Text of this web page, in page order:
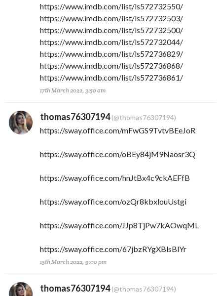
https://www.imdb.com/list/ls572732550/
https://www.imdb.com/list/ls572732503/
https://www.imdb.com/list/ls572732500/
https://www.imdb.com/list/ls572732044/
https://www.imdb.com/list/ls572736829/
https://www.imdb.com/list/ls572736868/
https://www.imdb.com/list/ls572736861/
17th March 2022, 3:50 am
thomas76307194(@thomas76307194)
https://sway.office.com/mFwGS9TvtvBEeJoR
https://sway.office.com/oBEy84jM9Naosr3Q
https://sway.office.com/hnJtBx4c9ckAEFfB
https://sway.office.com/ozQr8kbxlouUstgi
https://sway.office.com/JJp8TjPw7kAOwqML
https://sway.office.com/67jbzRYgXBlsBlYr
15th March 2022, 9:00 pm
thomas76307194(@thomas76307194)